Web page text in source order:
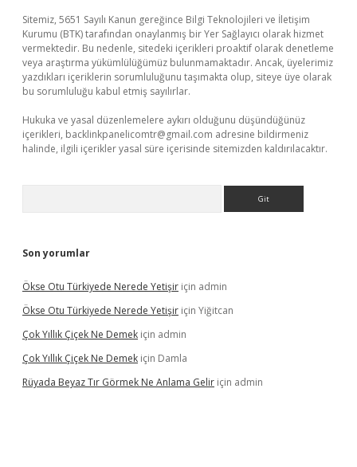
Sitemiz, 5651 Sayılı Kanun gereğince Bilgi Teknolojileri ve İletişim
Kurumu (BTK) tarafından onaylanmış bir Yer Sağlayıcı olarak hizmet
vermektedir. Bu nedenle, sitedeki içerikleri proaktif olarak denetleme
veya araştırma yükümlülüğümüz bulunmamaktadır. Ancak, üyelerimiz
yazdıkları içeriklerin sorumluluğunu taşımakta olup, siteye üye olarak
bu sorumluluğu kabul etmiş sayılırlar.
Hukuka ve yasal düzenlemelere aykırı olduğunu düşündüğünüz
içerikleri, backlinkpanelicomtr@gmail.com adresine bildirmeniz
halinde, ilgili içerikler yasal süre içerisinde sitemizden kaldırılacaktır.
Son yorumlar
Ökse Otu Türkiyede Nerede Yetişir için admin
Ökse Otu Türkiyede Nerede Yetişir için Yiğitcan
Çok Yıllık Çiçek Ne Demek için admin
Çok Yıllık Çiçek Ne Demek için Damla
Rüyada Beyaz Tır Görmek Ne Anlama Gelir için admin